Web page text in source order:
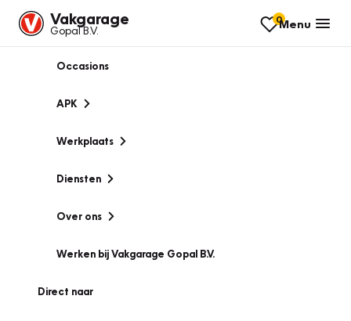
Vakgarage
Gopal B.V.
0Menu
Occasions
APK
Werkplaats
Diensten
Over ons
Werken bij Vakgarage Gopal B.V.
Direct naar